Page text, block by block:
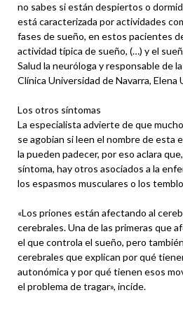
no sabes si están despiertos o
está caracterizada por actividades
fases de sueño, en estos pacientes
actividad típica de sueño, (…) y el
Salud la neuróloga y responsable de
Clínica Universidad de Navarra, Elena
Los otros síntomas
La especialista advierte de que
se agobian si leen el nombre de esta
la pueden padecer, por eso aclara
síntoma, hay otros asociados a la
los espasmos musculares o los
«Los priones están afectando al
cerebrales. Una de las primeras que
el que controla el sueño, pero
cerebrales que explican por qué
autonómica y por qué tienen esos
el problema de tragar», incide.